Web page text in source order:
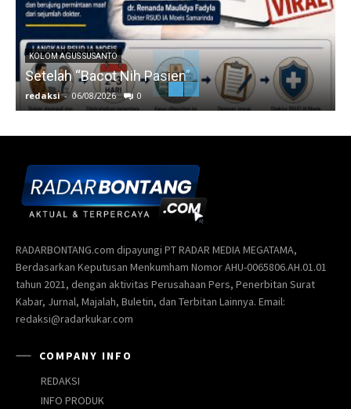
KOLOM AGUS SUSANTO
Setelah “Bacot Nih Pasien”
redaksi - 06/08/2026 0
RADARBONTANG.com dipayungi PT RADAR MEDIA MEGATAMA,
Berdasarkan Keputusan Menkumham Nomor AHU-0065806.AH.01.01
tahun 2021, dengan aktivitas Perusahaan Pers, Penerbitan Surat
Kabar, Jurnal, Majalah, Buletin, dan Terbitan Lainnya. Email:
redaksi@radarkukar.com
COMPANY INFO
REDAKSI
INFO PRODUK